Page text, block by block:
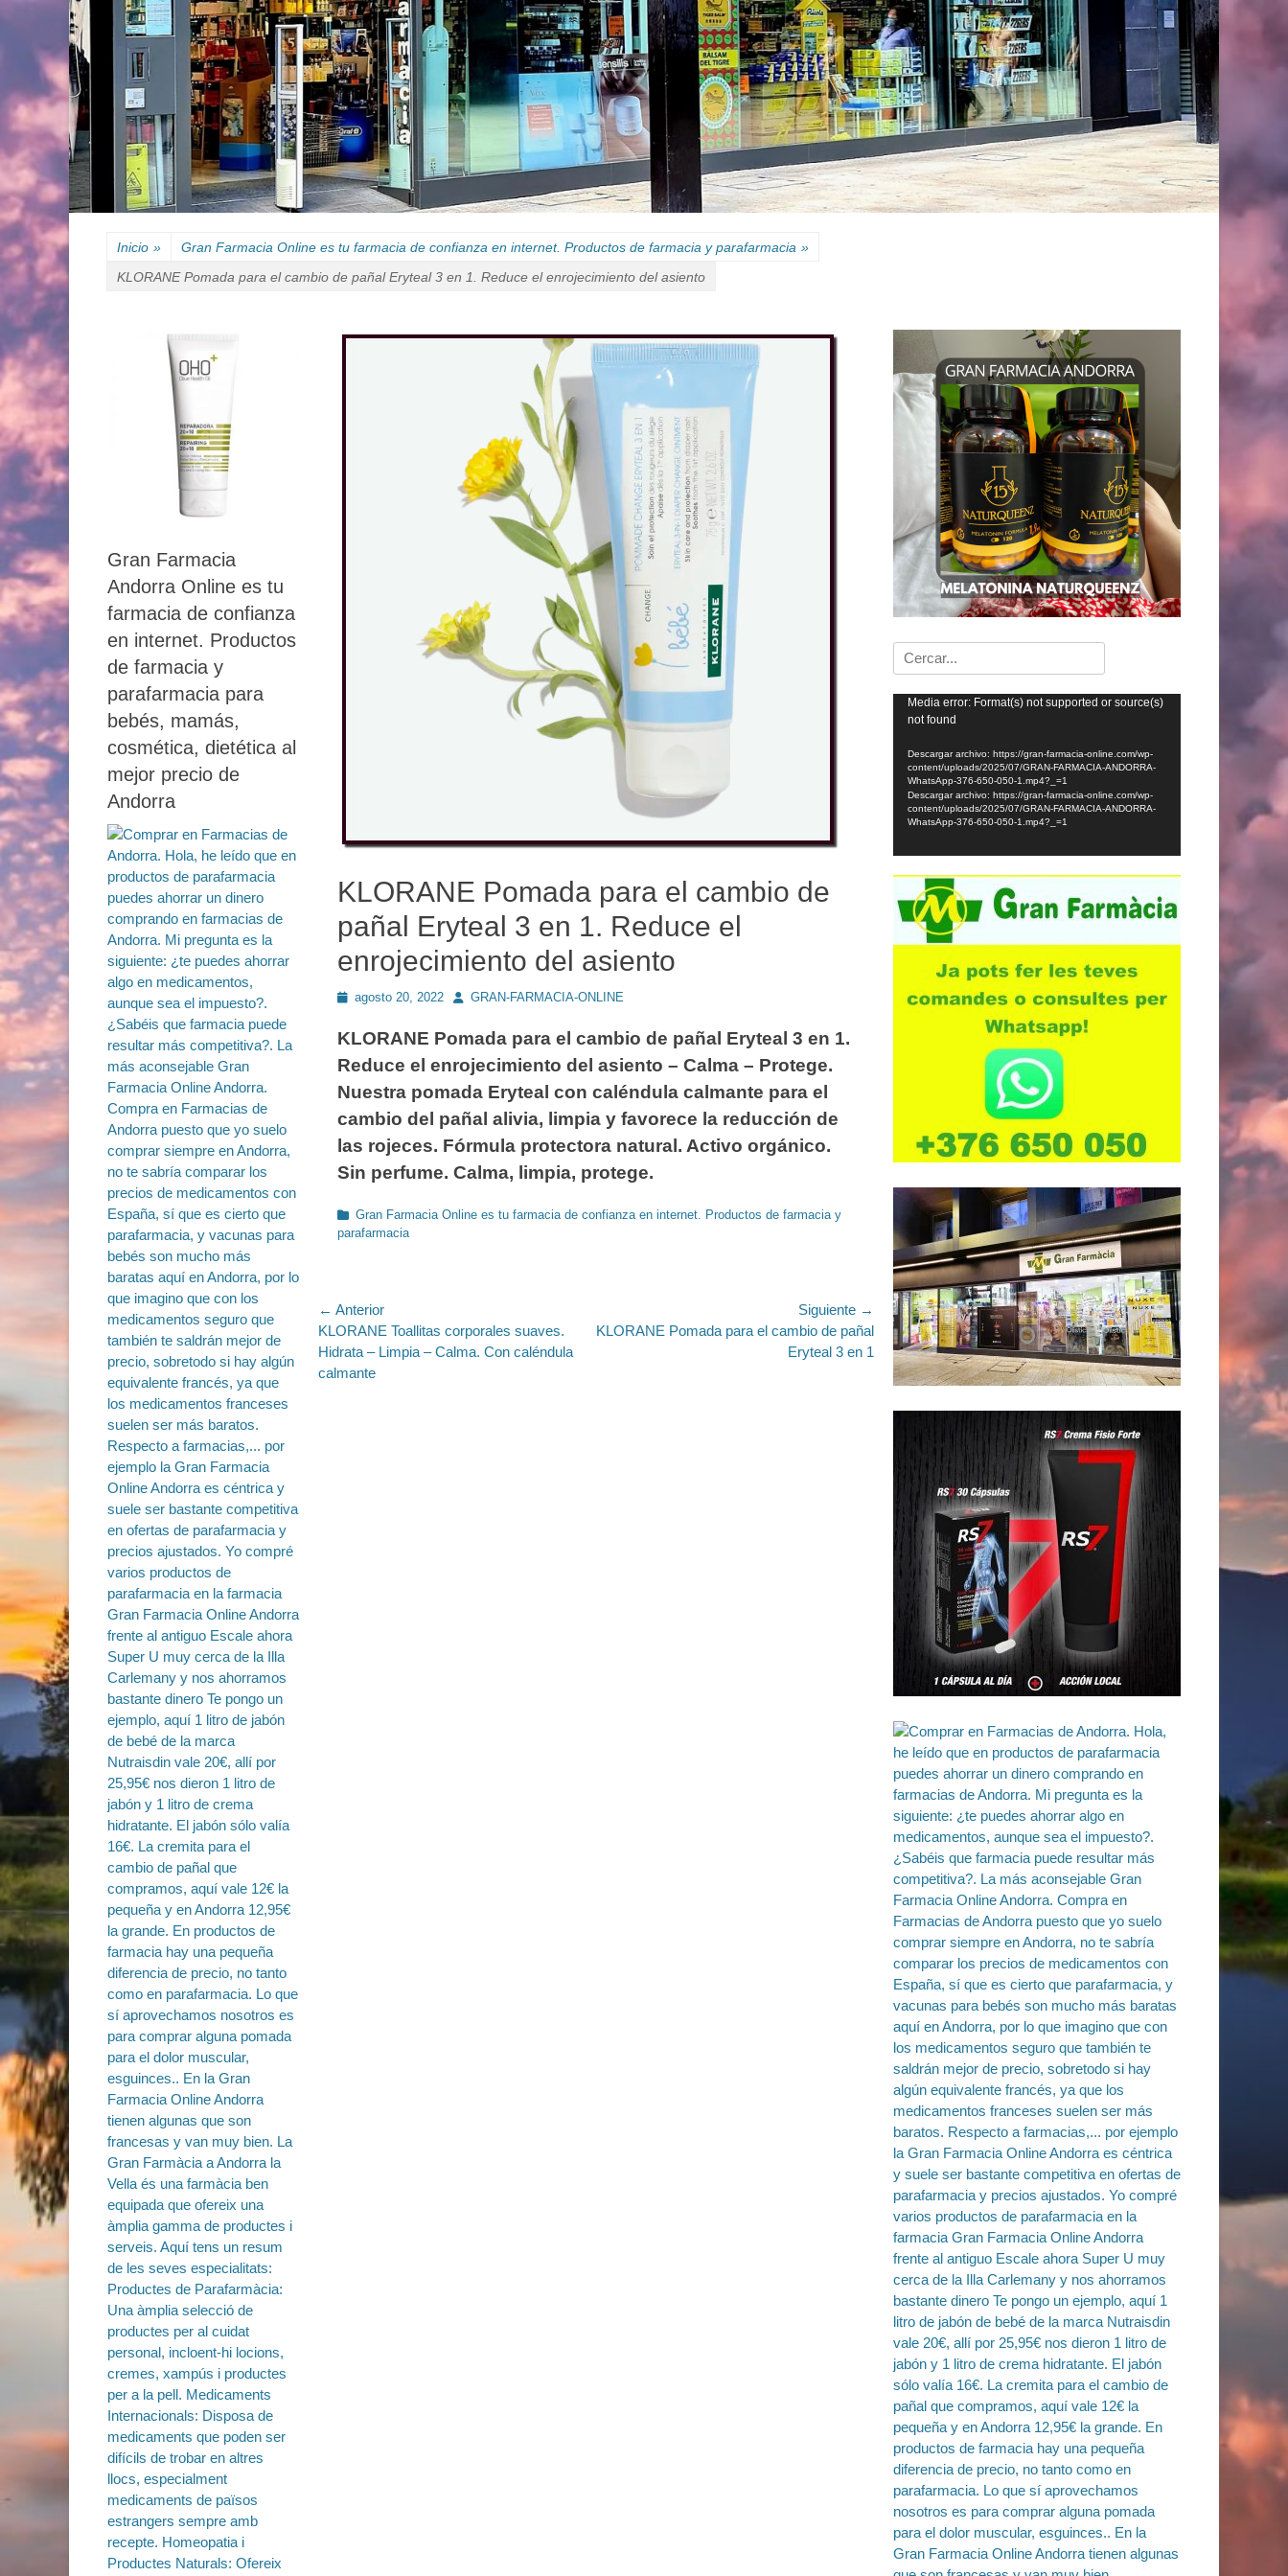
Inicio » Gran Farmacia Online es tu farmacia de confianza en internet. Productos de farmacia y parafarmacia »
KLORANE Pomada para el cambio de pañal Eryteal 3 en 1. Reduce el enrojecimiento del asiento
KLORANE Pomada para el cambio de
pañal Eryteal 3 en 1. Reduce el
enrojecimiento del asiento
Publicado
agosto 20, 2022 AutorGRAN-FARMACIA-ONLINE
KLORANE Pomada para el cambio de pañal Eryteal 3 en 1.
Reduce el enrojecimiento del asiento – Calma – Protege.
Nuestra pomada Eryteal con caléndula calmante para el
cambio del pañal alivia, limpia y favorece la reducción de
las rojeces. Fórmula protectora natural. Activo orgánico.
Sin perfume. Calma, limpia, protege.
Categorías
Gran Farmacia Online es tu farmacia de confianza en internet. Productos de farmacia y
parafarmacia
Navegación
de
entradas
← Anterior
Entrada
anterior:
KLORANE Toallitas corporales suaves.
Hidrata – Limpia – Calma. Con caléndula
calmante
Siguiente →
Entrada
KLORANE Pomada para el cambio de pañal
Eryteal 3 en 1
Buscar:
Reproductor
Media error: Format(s) not supported or source(s)
not found
Descargar archivo: https://gran-farmacia-online.com/wp-
content/uploads/2025/07/GRAN-FARMACIA-ANDORRA-
WhatsApp-376-650-050-1.mp4?_=1
Descargar archivo: https://gran-farmacia-online.com/wp-
content/uploads/2025/07/GRAN-FARMACIA-ANDORRA-
WhatsApp-376-650-050-1.mp4?_=1
Gran Farmacia
Andorra Online es tu
farmacia de confianza
en internet. Productos
de farmacia y
parafarmacia para
bebés, mamás,
cosmética, dietética al
mejor precio de
Andorra